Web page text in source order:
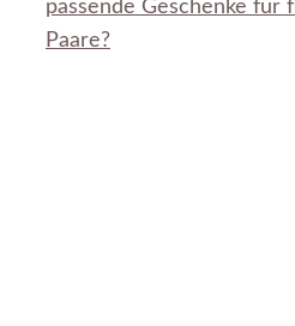
passende Geschenke für
Paare?